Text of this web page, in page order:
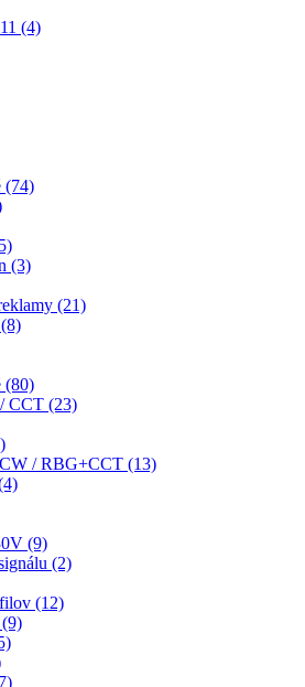
(4)
(74)
(3)
(21)
(80)
CCT (23)
/ RBG+CCT (13)
(9)
(2)
(12)